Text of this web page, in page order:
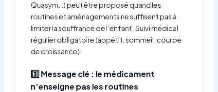
Quasym…) peut être proposé quand les
routines et aménagements ne suffisent pas à
limiter la souffrance de l’enfant. Suivi médical
régulier obligatoire (appétit, sommeil, courbe
de croissance).
3️⃣ Message clé : le médicament
n’enseigne pas les routines